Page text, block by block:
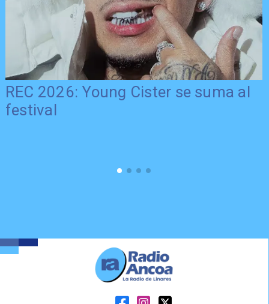
REC 2026: Young Cister se suma al
festival